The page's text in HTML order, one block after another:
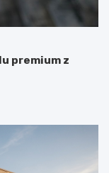
premium z